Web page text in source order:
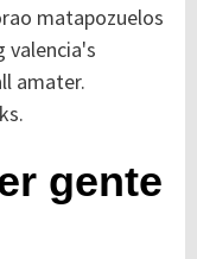
matapozuelos
valencia's
amater.
gente